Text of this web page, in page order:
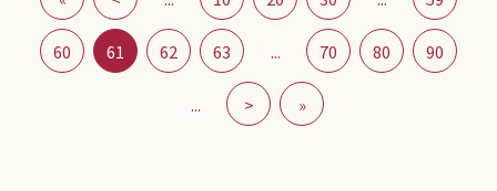
60 61 62 63 ... 70 80 90
... > »